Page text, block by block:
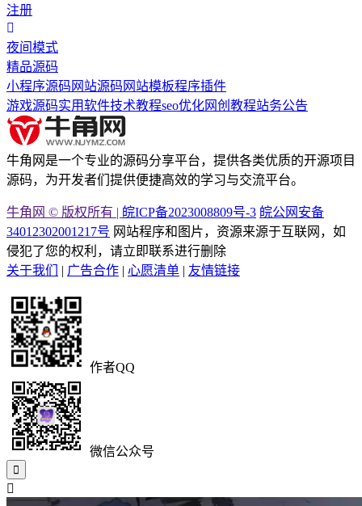
注册
夜间模式
精品源码
小程序源码 网站源码 网站模板程序插件
游戏源码实用软件技术教程seo优化网创教程站务公告
牛角网是一个专业的源码分享平台，提供各类优质的开源项目
源码，为开发者们提供便捷高效的学习与交流平台。
牛角网 © 版权所有 | 皖ICP备2023008809号-3 皖公网安备
34012302001217号 网站程序和图片，资源来源于互联网，如
侵犯了您的权利，请立即联系进行删除
关于我们
| 广告合作 | 心愿清单 | 友情链接
作者QQ
微信公众号